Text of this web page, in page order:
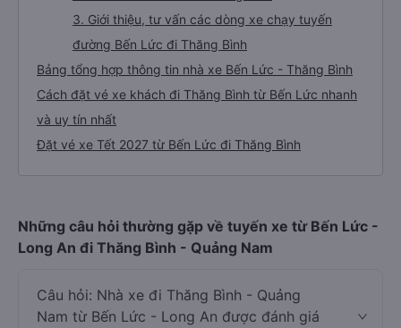
3. Giới thiệu, tư vấn các dòng xe chạy tuyến
đường Bến Lức đi Thăng Bình
Bảng tổng hợp thông tin nhà xe Bến Lức - Thăng Bình
Cách đặt vé xe khách đi Thăng Bình từ Bến Lức nhanh
và uy tín nhất
Đặt vé xe Tết 2027 từ Bến Lức đi Thăng Bình
Những câu hỏi thường gặp về tuyến xe từ Bến Lức -
Long An đi Thăng Bình - Quảng Nam
Câu hỏi: Nhà xe đi Thăng Bình - Quảng
Nam từ Bến Lức - Long An được đánh giá